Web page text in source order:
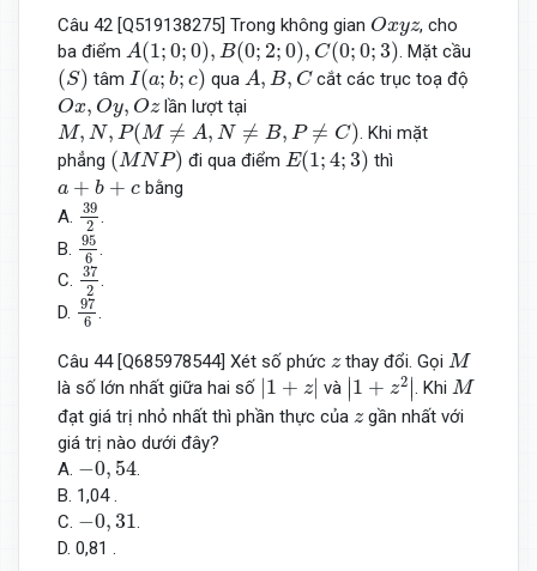
Câu 42 [Q519138275] Trong không gian Oxyz
Ox
, cho
ba điểm A(1;0;0), B(0; 2;0), C(0;0;3)
A(1 0; ),B (0;2; 0) C(0 ;0;3) . Mặt cầu
(S)
(S) tâm I(a; b; c)
I(a b ;c qua A, B, C
A, B,C cắt các trục toạ độ
Ox, Oy, Oz
Ox, Oy, z lần lượt tại
M, N, P(M ≠ A, N ≠ B, P ≠ C)
M,N,P(M≠A, ≠ B,P ≠C )
. Khi mặt
phẳng (MNP)
(MNP) đi qua điểm E(1; 4; 3)
E(1; ;3 ) thì
a + b + c
a b + c
bằng
A.
39
2
39
.
B.
95
6
95
C.
37
2
37
.
D.
97
6
97
.
Câu 44 [Q685978544] Xét số phức z
zthay đổi. GọiM
M
là số lớn nhất giữa hai số 1 + z|
|1 +z và ∣∣1 + z2 ∣∣
|1+z2|
. Khi M
M
đạt giá trị nhỏ nhất thì phần thực của z
zgần nhất với
giá trị nào dưới đây?
A. −0, 54
0, 54 .
B. 1,04 .
C. −0,31
− 0, 31
D. 0,81 .